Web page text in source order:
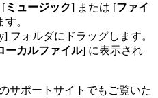
[ミュージック] または [ファイ
。
フォルダにドラッグします。
ーカルファイル] に表示され
サポートサイト でもご覧いた